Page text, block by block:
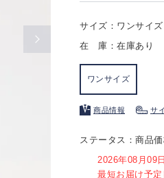
サイズ：ワンサイズ
在 庫：在庫あり
ワンサイズ
商品情報 サ
ステータス：商品
2026年08月09
最短お届け予